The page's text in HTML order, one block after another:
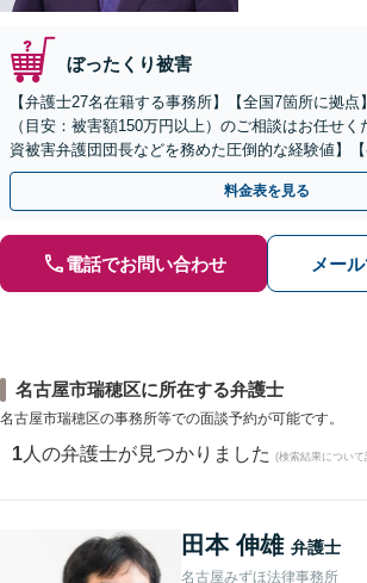
ぼったくり被害
【弁護士27名在籍する事務所】【全国7箇所に拠
（目安：被害額150万円以上）のご相談はお任せ
資被害弁護団団長などを務めた圧倒的な経験値】
物取引、証券取引、仮想通貨、FX被害、マルチ商
料金表を見る
電話でお問い合わせ メー
名古屋市瑞穂区に所在する弁護士
名古屋市瑞穂区の事務所等での面談予約が可能です。
1 人の弁護士が見つかりました (検索結果について
田本 伸雄 弁護士
名古屋みずほ法律事務所